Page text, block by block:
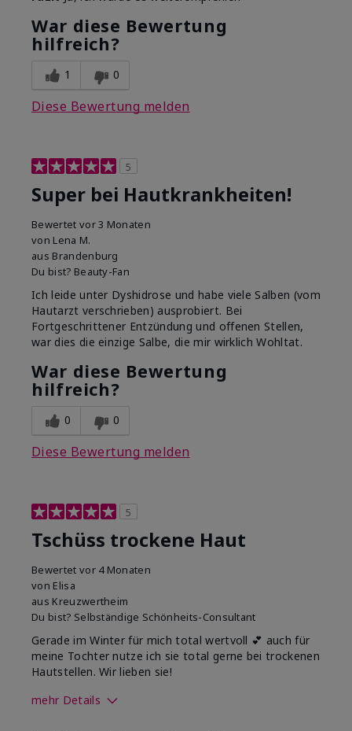
War diese Bewertung
hilfreich?
1 0
Diese Bewertung melden
5
Super bei Hautkrankheiten!
Bewertet vor 3 Monaten
von Lena M.
aus Brandenburg
Du bist? Beauty-Fan
Ich leide unter Dyshidrose und habe viele Salben (vom
Hautarzt verschrieben) ausprobiert. Bei
Fortgeschrittener Entzündung und offenen Stellen,
war dies die einzige Salbe, die mir wirklich Wohltat.
War diese Bewertung
hilfreich?
0 0
Diese Bewertung melden
5
Tschüss trockene Haut
Bewertet vor 4 Monaten
von Elisa
aus Kreuzwertheim
Du bist? Selbständige Schönheits-Consultant
Gerade im Winter für mich total wertvoll 💕 auch für
meine Tochter nutze ich sie total gerne bei trockenen
Hautstellen. Wir lieben sie!
mehr Details